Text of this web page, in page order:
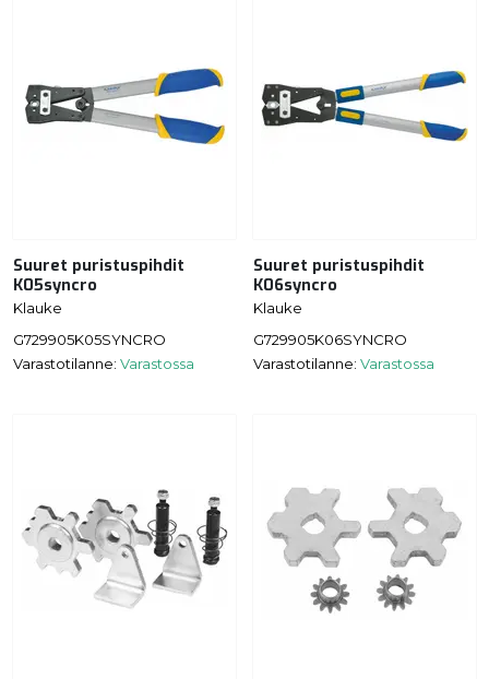
Suuret puristuspihdit
K05syncro
Klauke
G729905K05SYNCRO
Varastotilanne: Varastossa
Suuret puristuspihdit
K06syncro
Klauke
G729905K06SYNCRO
Varastotilanne: Varastossa